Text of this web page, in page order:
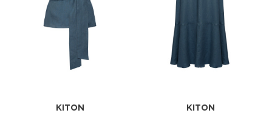
KITON KITON